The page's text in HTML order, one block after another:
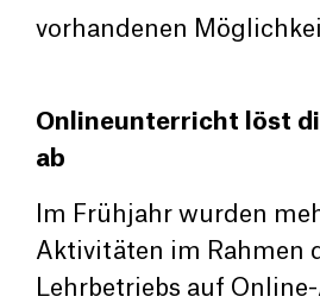
vorhandenen
Onlineunterricht löst
ab
Im Frühjahr wurden
Aktivitäten im Rahmen
Lehrbetriebs auf